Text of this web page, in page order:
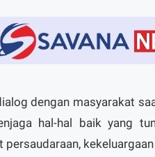
dengan masyarakat
hal-hal baik yang
persaudaraan,